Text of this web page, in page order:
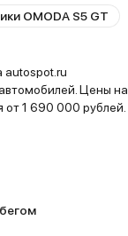
OMODA S5 GT
autospot.ru
Цены на
1 690 000 рублей.